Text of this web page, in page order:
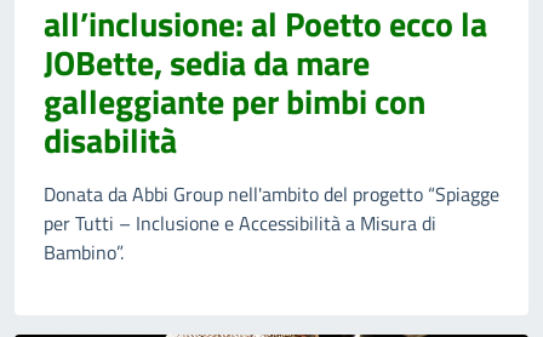
all’inclusione: al Poetto ecco la
JOBette, sedia da mare
galleggiante per bimbi con
disabilità
Donata da Abbi Group nell'ambito del progetto “Spiagge
per Tutti – Inclusione e Accessibilità a Misura di
Bambino”.